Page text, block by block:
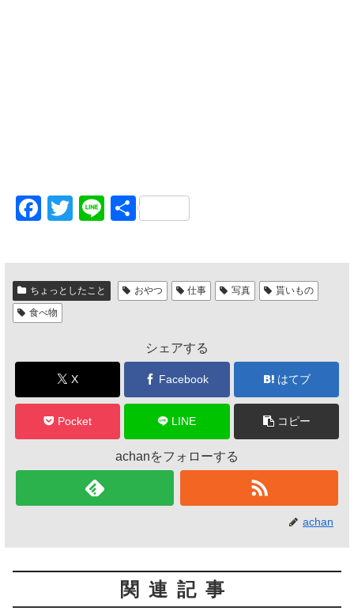
F
c
e
b
o
T
tt
er
Li
e
共
ちょっとしたこと おやつ 仕事 写真
貰いもの
食べ物
シェアする
X Facebook はてブ
Pocket LINE コピー
achanをフォローする
achan
関連記事